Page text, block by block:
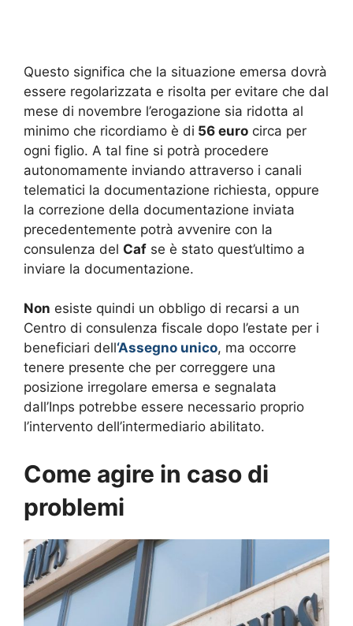
Questo significa che la situazione emersa dovrà
essere regolarizzata e risolta per evitare che dal
mese di novembre l’erogazione sia ridotta al
minimo che ricordiamo è di 56 euro circa per
ogni figlio. A tal fine si potrà procedere
autonomamente inviando attraverso i canali
telematici la documentazione richiesta, oppure
la correzione della documentazione inviata
precedentemente potrà avvenire con la
consulenza del Caf se è stato quest’ultimo a
inviare la documentazione.
Non esiste quindi un obbligo di recarsi a un
Centro di consulenza fiscale dopo l’estate per i
beneficiari dell‘Assegno unico, ma occorre
tenere presente che per correggere una
posizione irregolare emersa e segnalata
dall’Inps potrebbe essere necessario proprio
l’intervento dell’intermediario abilitato.
Come agire in caso di
problemi